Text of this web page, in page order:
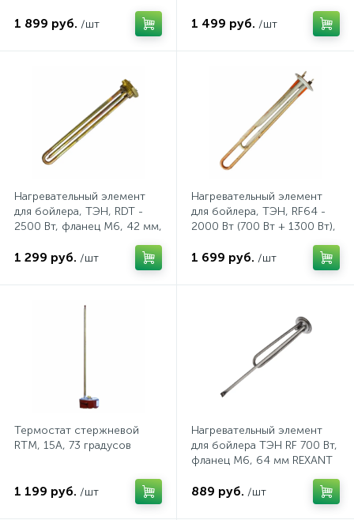
град
1 899 руб. /шт 1 499 руб. /шт
Нагревательный элемент
для бойлера, ТЭН, RDT -
2500 Вт, фланец М6, 42 мм,
1 299 руб. /шт
Нагревательный элемент
для бойлера, ТЭН, RF64 -
2000 Вт (700 Вт + 1300 Вт),
1 699 руб. /шт
Термостат стержневой
RTM, 15A, 73 градусов
1 199 руб. /шт
Нагревательный элемент
для бойлера ТЭН RF 700 Вт,
фланец М6, 64 мм REXANT
889 руб. /шт
Стяжки и хомуты
Телекоммуникационные розетки
Трансформаторы
Трансформаторы для ламп
Трансформаторы тока
Трубы для электропроводки
Удлинители электрические